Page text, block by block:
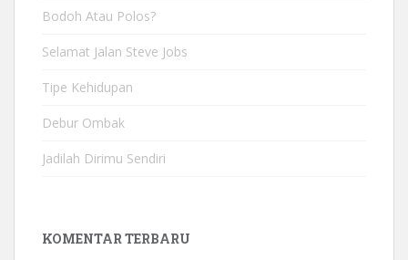
Bodoh Atau Polos?
Selamat Jalan Steve Jobs
Tipe Kehidupan
Debur Ombak
Jadilah Dirimu Sendiri
KOMENTAR TERBARU